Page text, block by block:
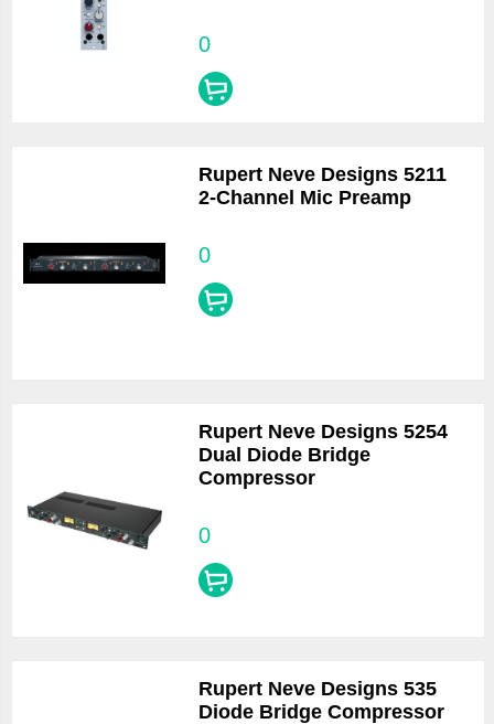
0
Rupert Neve Designs 5211
2-Channel Mic Preamp
0
Rupert Neve Designs 5254
Dual Diode Bridge
Compressor
0
Rupert Neve Designs 535
Diode Bridge Compressor